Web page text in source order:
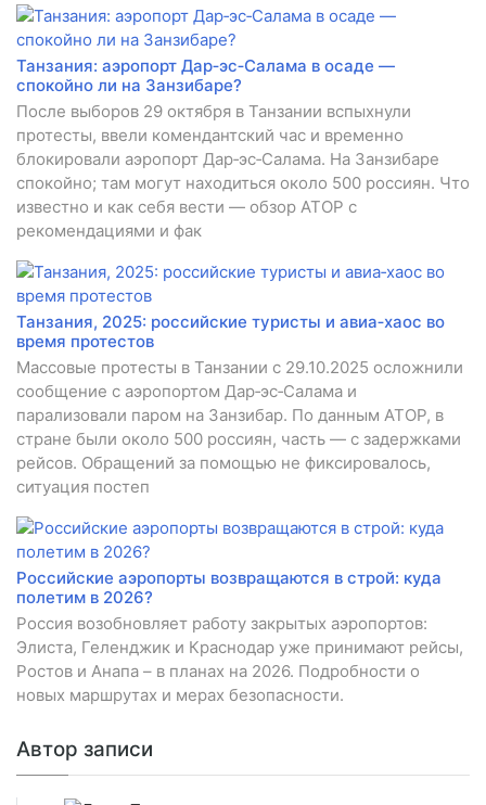
Танзания: аэропорт Дар‑эс‑Салама в осаде —
спокойно ли на Занзибаре?
После выборов 29 октября в Танзании вспыхнули
протесты, ввели комендантский час и временно
блокировали аэропорт Дар‑эс‑Салама. На Занзибаре
спокойно; там могут находиться около 500 россиян. Что
известно и как себя вести — обзор АТОР с
рекомендациями и фак
Танзания, 2025: российские туристы и авиа‑хаос во
время протестов
Массовые протесты в Танзании с 29.10.2025 осложнили
сообщение с аэропортом Дар‑эс‑Салама и
парализовали паром на Занзибар. По данным АТОР, в
стране были около 500 россиян, часть — с задержками
рейсов. Обращений за помощью не фиксировалось,
ситуация постеп
Российские аэропорты возвращаются в строй: куда
полетим в 2026?
Россия возобновляет работу закрытых аэропортов:
Элиста, Геленджик и Краснодар уже принимают рейсы,
Ростов и Анапа – в планах на 2026. Подробности о
новых маршрутах и мерах безопасности.
Автор записи